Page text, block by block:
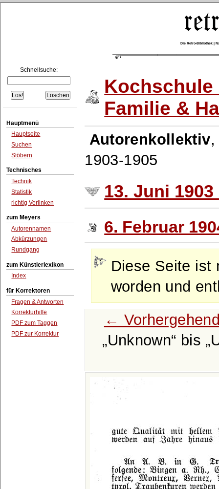
Die Retro-Bibliothek |
Schnellsuche:
Hauptmenü
Hauptseite
Suchen
Stöbern
Technisches
Technik
Statistik
richtig Verlinken
zum Meyers
Autorennamen
Abkürzungen
Rundgang
zum Künstlerlexikon
Index
für Korrektoren
Fragen & Antworten
Korrekturhilfe
PDF zum Taggen
PDF zur Korrektur
Kochschule
Familie &
Autorenkollektiv
1903-1905
13. Juni
6. Februar
Diese Seite ist
worden und
←
Unknown
bis